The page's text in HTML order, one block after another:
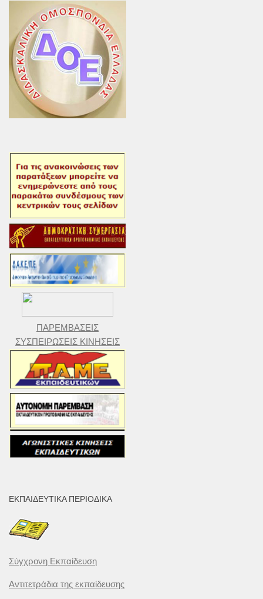
ΠΑΡΕΜΒΑΣΕΙΣ
ΣΥΣΠΕΙΡΩΣΕΙΣ ΚΙΝΗΣΕΙΣ
ΕΚΠΑΙΔΕΥΤΙΚΆ ΠΕΡΙΟΔΙΚΆ
Σύγχρονη Εκπαίδευση
Αντιτετράδια της εκπαίδευσης